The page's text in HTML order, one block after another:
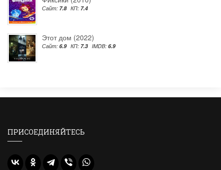
Сайт: 7.8 КП: 7.4
Этот дом (2022)
Сайт: 6.9 КП: 7.3 IMDB: 6.9
ПРИСОЕДИНЯЙТЕСЬ